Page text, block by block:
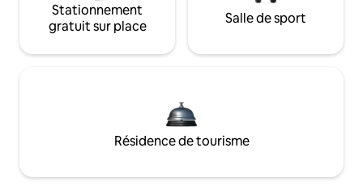
Stationnement
gratuit sur place
Salle de sport
Résidence de tourisme